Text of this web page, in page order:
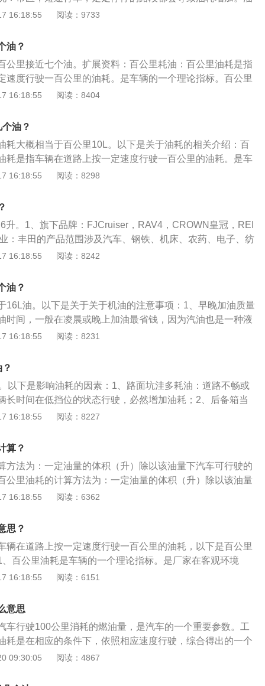
汽车油耗产生影响。当胎压过低或胎面磨损严重时，轮胎与
，摩擦力增大，滚动阻力增大，油耗自然增加。长时间在车
能是汽车喷油器堵塞造成的，堵塞会大大影响汽车喷油器的
油耗增加。车辆传感器故障也是车辆油耗增加的主要原因。
障时，发动机会误以为汽车处于冷态，会一直传输喷油信
驾车人猛踩刹车、车速忽高忽低、长时间发动机空转、见空
车辆在经济车速之内行驶速度越慢，百公里油耗越多，超过
耗油量则相同。
16:18:55 阅读：9733
油？
公里接近七个油。扩展资料：百公里耗油：百公里油耗是指
速度行驶一百公里的油耗。是车辆的一个理论指标。百公里
境中，用安装在车辆底盘的测功机测得的值转换为速度参
，但这种关系不是绝对。大的气缸容积(排量)可以容纳更多
力/油耗更好/高。
16:18:55 阅读：8404
油？
耗大概相当于百公里10L。以下是关于油耗的相关介绍：百
耗是指车辆在道路上按一定速度行驶一百公里的油耗。是车
百公里油耗是厂家在客观环境中，用安装在车辆底盘的测功
耗：道路功况油耗是车辆在指定道路上按照规定的车速和时
每个循环包含各种行驶的功况，并按每个循环中指定的换挡
驶速度、加速、制动和减速等各种指标记录行驶功况。用这
接近实际值。
16:18:55 阅读：8298
升。1、旗下品牌：FJCruiser，RAV4，CROWN皇冠，REI
：丰田的产品范围涉及汽车、钢铁、机床、农药、电子、纺
家庭日用品、化工、化学、建筑机械及建筑业等。丰田汽车
体会到制动总泵发出“哒哒哒”的声音。一般来几下深踩刹车
16:18:55 阅读：8242
油？
16L油。以下是关于关于机油的注意事项：1、早晚加油质量
时间，一般在凌晨或晚上加油最省钱，因为汽油也是一种液
，凌晨或晚上温度较低，汽油的体积也会冷缩，而中午时整
而凌晨或晚上加油时，同等体积的油要比中午加得多，因
工作时温度较高，浸在燃油中可以有效降温。而油灯亮时说
如果每次都等灯亮再去加油会缩短油泵的使用寿命，存油太
能烧毁油泵。如行驶3万公里以上需更加小心，存油太少时
16:18:55 阅读：8231
以下是影响油耗的因素：1、路面坑洼多耗油：道路不畅或
长时间在低挡位的状态行驶，必然增加油耗；2、后备箱当
后备箱当成了仓库，不管有用没用的东西一股脑地塞在后备
干个百分点；3、错误驾驶，多耗2至3倍油：不正确的驾驶
的问题最为常见。
16:18:55 阅读：8227
算？
方法为：一定油量的体积（升）除以该油量下汽车可行驶的
公里油耗的计算方法为：一定油量的体积（升）除以该油量
（公里）乘以100。扩展内容：1、油耗是一个很复杂的东
等速油耗，等速油耗是指汽车在良好路面上作等速行驶时的
于等速行驶是汽车在公路上运行的一种基本工况，而且这种
得到广泛采用。
16:18:55 阅读：6362
思？
辆在道路上按一定速度行驶一百公里的油耗，以下是百公里
百公里油耗是车辆的一个理论指标。是厂家在客观环境
盘的测功机测得的值转换为速度参数，再指定速度行驶，计
转变成动力，也就是靠化学能转化成动能。所以必须要有一
是百公里油耗。
16:18:55 阅读：6151
意思
车行驶100公里消耗的燃油量，是汽车的一个重要参数。工
耗是在相应的条件下，依照相应速度行驶，综合得出的一个
部分车辆的经济车速在90千米/小时左右，在进行实验的时
油，高速公路上更省油，因此通常人们都会这样说：“我这车
09:30:05 阅读：4867